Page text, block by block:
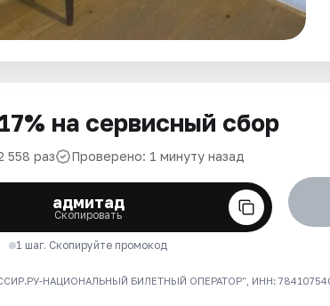
на сервисный сбор
558 раз Проверено: 1 минуту назад
адмитад
Скопировать
1 шаг. Скопируйте промокод
НАЦИОНАЛЬНЫЙ БИЛЕТНЫЙ ОПЕРАТОР", ИНН: 7841075409